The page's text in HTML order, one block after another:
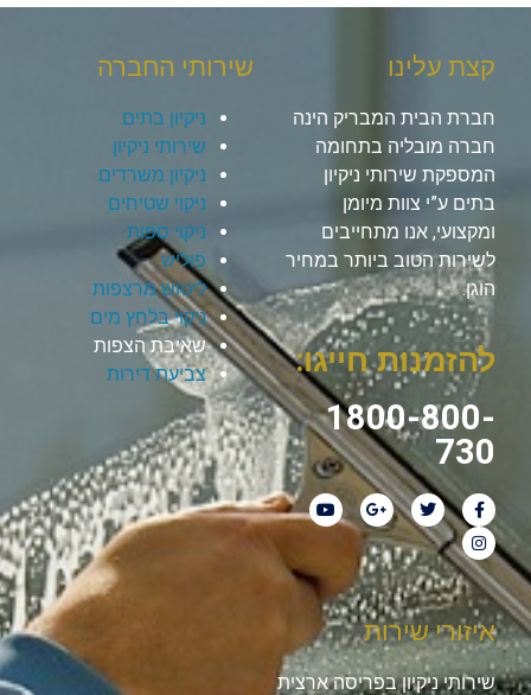
קצת עלינו
חברת הבית המבריק הינה
חברה מובליה בתחומה
המספקת שירותי ניקיון
בתים ע”י צוות מיומן
ומקצועי, אנו מתחייבים
לשירות הטוב ביותר במחיר
הוגן.
להזמנות חייגו:
1800-800-
730
שירותי החברה
ניקיון בתים
שירותי ניקיון
ניקיון משרדים
ניקוי שטיחים
ניקוי ספות
פוליש
ליטוש מרצפות
ניקוי בלחץ מים
שאיבת הצפות
צביעת דירות
איזורי שירות
שירותי ניקיון בפריסה ארצית